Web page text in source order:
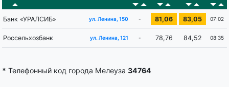
Банк «УРАЛСИБ» ул. Ленина, 150 - 81,06 83,05 07:02
Россельхозбанк ул. Ленина, 121 - 78,76 84,52 08:35
* Телефонный код города Мелеуза 34764